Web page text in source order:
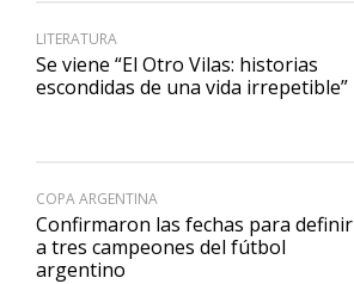
LITERATURA
Se viene “El Otro Vilas: historias
escondidas de una vida irrepetible”
COPA ARGENTINA
Confirmaron las fechas para definir
a tres campeones del fútbol
argentino